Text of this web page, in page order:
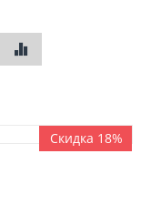
Скидка 18%